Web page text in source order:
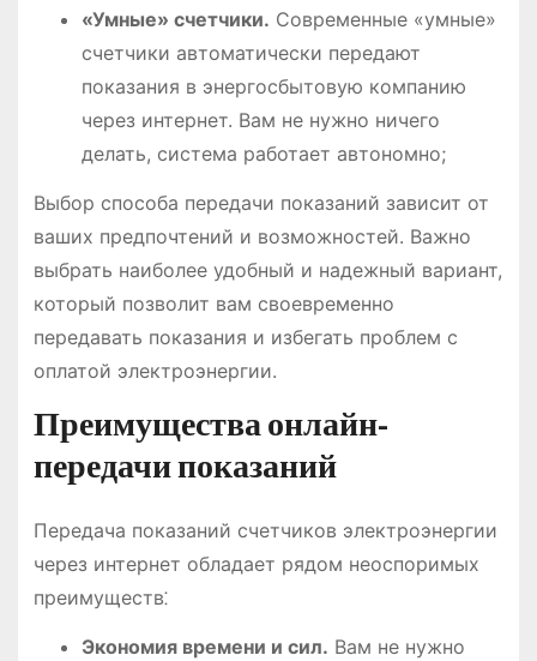
«Умные» счетчики. Современные «умные»
счетчики автоматически передают
показания в энергосбытовую компанию
через интернет. Вам не нужно ничего
делать, система работает автономно;
Выбор способа передачи показаний зависит от
ваших предпочтений и возможностей. Важно
выбрать наиболее удобный и надежный вариант,
который позволит вам своевременно
передавать показания и избегать проблем с
оплатой электроэнергии.
Преимущества онлайн-
передачи показаний
Передача показаний счетчиков электроэнергии
через интернет обладает рядом неоспоримых
преимуществ⁚
Экономия времени и сил. Вам не нужно